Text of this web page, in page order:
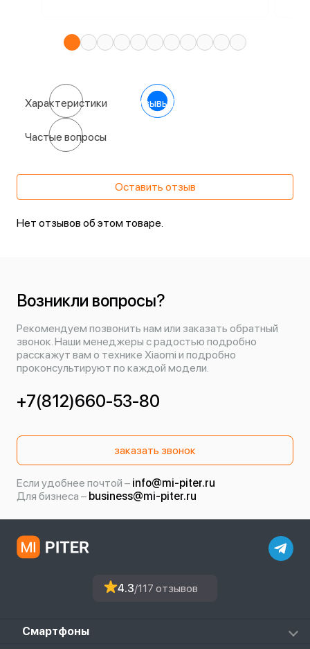
Характеристики Отзывы (0)
Частые вопросы
Оставить отзыв
Нет отзывов об этом товаре.
Возникли вопросы?
Рекомендуем позвонить нам или заказать обратный
звонок. Наши менеджеры с радостью подробно
расскажут вам о технике Xiaomi и подробно
проконсультируют по каждой модели.
+7(812)660-53-80
заказать звонок
Если удобнее почтой – info@mi-piter.ru
Для бизнеса – business@mi-piter.ru
4.3/117 отзывов
Смартфоны